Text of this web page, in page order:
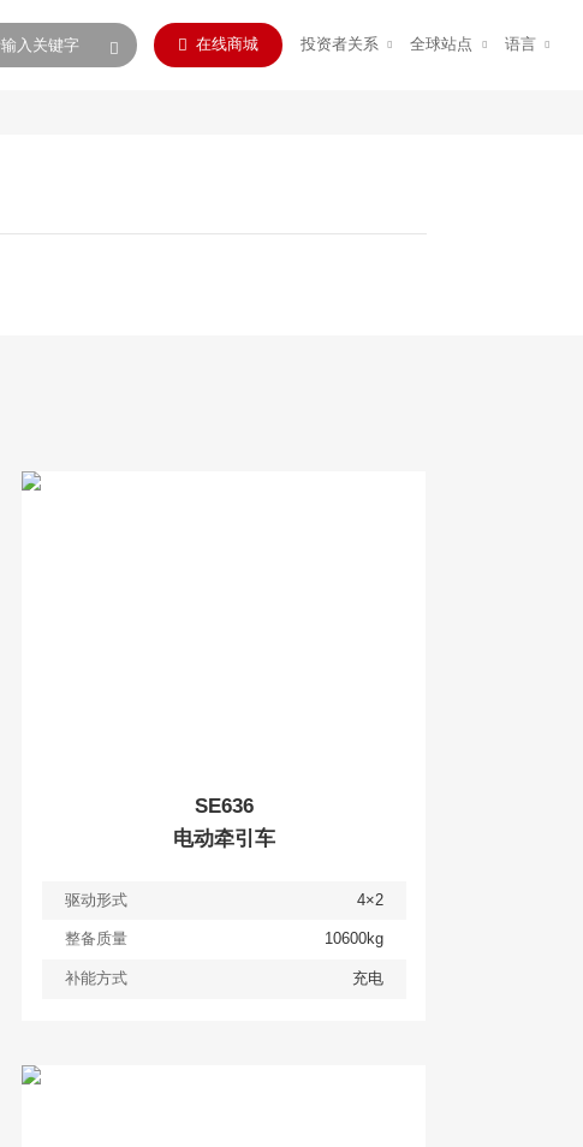
在线商城 投资者关系 全球站点 语言
SE636
电动牵引车
驱动形式 4×2
整备质量 10600kg
补能方式 充电